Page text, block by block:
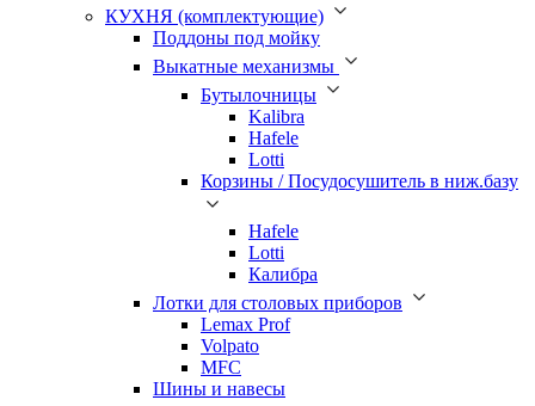
КУХНЯ (комплектующие)
Поддоны под мойку
Выкатные механизмы
Бутылочницы
Kalibra
Hafele
Lotti
Корзины / Посудосушитель в ниж.базу
Hafele
Lotti
Калибра
Лотки для столовых приборов
Lemax Prof
Volpato
MFC
Шины и навесы